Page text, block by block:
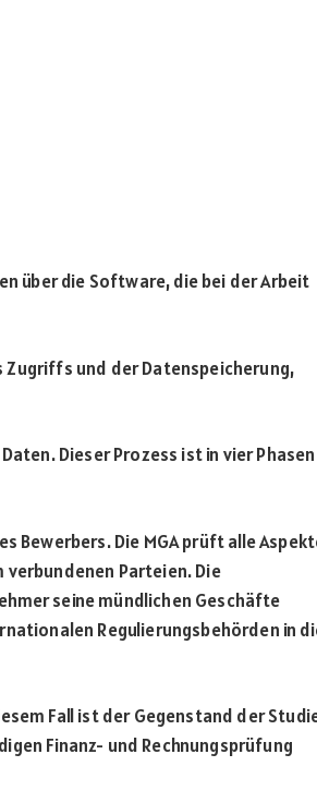
über die Software, die bei der Arbeit
Zugriffs und der Datenspeicherung,
Dieser Prozess ist in vier Phasen
Bewerbers. Die MGA prüft alle
Parteien. Die
seine mündlichen Geschäfte
Regulierungsbehörden in
Fall ist der Gegenstand der
Finanz- und Rechnungsprüfung